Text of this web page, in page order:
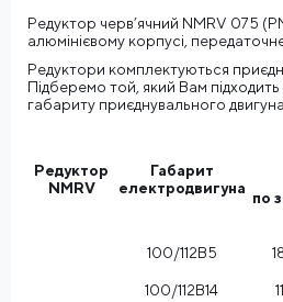
Редуктор черв’ячний NMRV 075
алюмінієвому корпусі,
Редуктори комплектуються
Підберемо той, який Вам підходить
габариту приєднувального
Редуктор
NMRV
Габарит
електродвигуна
по
100/112B5
100/112B14